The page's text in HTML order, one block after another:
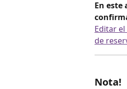
En
Editar
de
Nota!